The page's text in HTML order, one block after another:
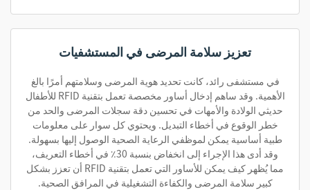
تعزيز سلامة المرضى في المستشفيات
في مستشفى رائد، كانت تحديد هوية المرضى وسلامتهم أمرًا بالغ
الأهمية. وقد ساهم إدخال أساور مخصصة تعمل بتقنية RFID للأطفال
حديثي الولادة والأمهات في تحسين دقة سجلات المرضى والحد من
خطر الوقوع في أخطاء التبديل. ويحتوي كل سوار على معلومات
طبية أساسية يمكن لموظفي الرعاية الصحية الوصول إليها بسهولة.
وقد أدى هذا الإجراء إلى انخفاض بنسبة 30٪ في أخطاء التعريف،
مما يُظهر كيف يمكن للأساور التي تعمل بتقنية RFID أن تعزز بشكل
كبير سلامة المرضى والكفاءة التشغيلية في المرافق الصحية.